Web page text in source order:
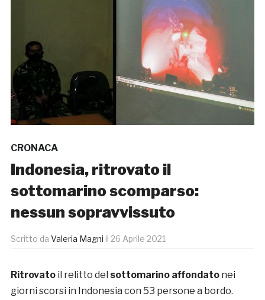
CRONACA
Indonesia, ritrovato il
sottomarino scomparso:
nessun sopravvissuto
Scritto da Valeria Magni il 26 Aprile 2021
Ritrovatoil relitto del sottomarino affondatonei
giorni scorsi in Indonesia con 53 persone a bordo.